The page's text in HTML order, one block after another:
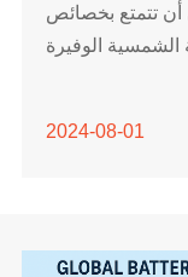
أن تتمتع بخصائص
2024-08-01